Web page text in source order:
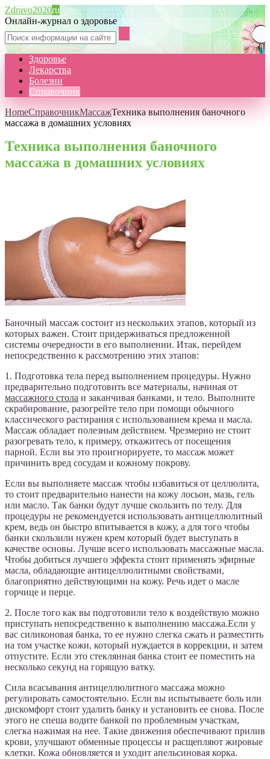
Zdravo2020ru
Онлайн-журнал о здоровье
Здоровье
Лекарства
Болезни
Справочник
HomeСправочникМассажТехника выполнения баночного
массажа в домашних условиях
Техника выполнения баночного
массажа в домашних условиях
Баночный массаж состоит из нескольких этапов, который из
которых важен. Стоит придерживаться предложенной
системы очередности в его выполнении. Итак, перейдем
непосредственно к рассмотрению этих этапов:
1. Подготовка тела перед выполнением процедуры. Нужно
предварительно подготовить все материалы, начиная от
массажного стола и заканчивая банками, и тело. Выполните
скрабирование, разогрейте тело при помощи обычного
классического растирания с использованием крема и масла.
Массаж обладает полезным действием. Чрезмерно не стоит
разогревать тело, к примеру, откажитесь от посещения
парной. Если вы это проигнорируете, то массаж может
причинить вред сосудам и кожному покрову.
Если вы выполняете массаж чтобы избавиться от целлюлита,
то стоит предварительно нанести на кожу лосьон, мазь, гель
или масло. Так банки будут лучше скользить по телу. Для
процедуры не рекомендуется использовать антицеллюлитный
крем, ведь он быстро впитывается в кожу, а для того чтобы
банки скользили нужен крем который будет выступать в
качестве основы. Лучше всего использовать массажные масла.
Чтобы добиться лучшего эффекта стоит применять эфирные
масла, обладающие антицеллюлитными свойствами,
благоприятно действующими на кожу. Речь идет о масле
горчице и перце.
2. После того как вы подготовили тело к воздействую можно
приступать непосредственно к выполнению массажа.Если у
вас силиконовая банка, то ее нужно слегка сжать и разместить
на том участке кожи, который нуждается в коррекции, и затем
отпустите. Если это стеклянная банка стоит ее поместить на
несколько секунд на горящую ватку.
Сила всасывания антицеллюлитного массажа можно
регулировать самостоятельно. Если вы испытываете боль или
дискомфорт стоит удалить банку и установить ее снова. После
этого не спеша водите банкой по проблемным участкам,
слегка нажимая на нее. Такие движения обеспечивают прилив
крови, улучшают обменные процессы и расщепляют жировые
клетки. Кожа обновляется и уходит апельсиновая корка.